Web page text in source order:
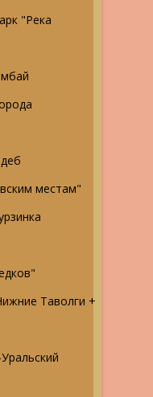
"Река
местам"
Таволги +